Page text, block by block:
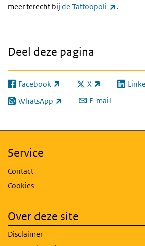
meer terecht bij de Tattoopoli (externe
.
Deel deze pagina
Facebook
(externe link) X
(externe link)
WhatsApp
(externe link) E-mail
Service
Contact
Cookies
Over deze site
Disclaimer